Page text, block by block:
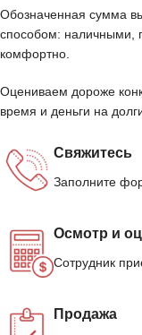
Обозначенная сумма
способом: наличными,
комфортно.
Оцениваем дороже
время и деньги на
Свяжитесь
Заполните
Осмотр и
Сотрудник
Продажа